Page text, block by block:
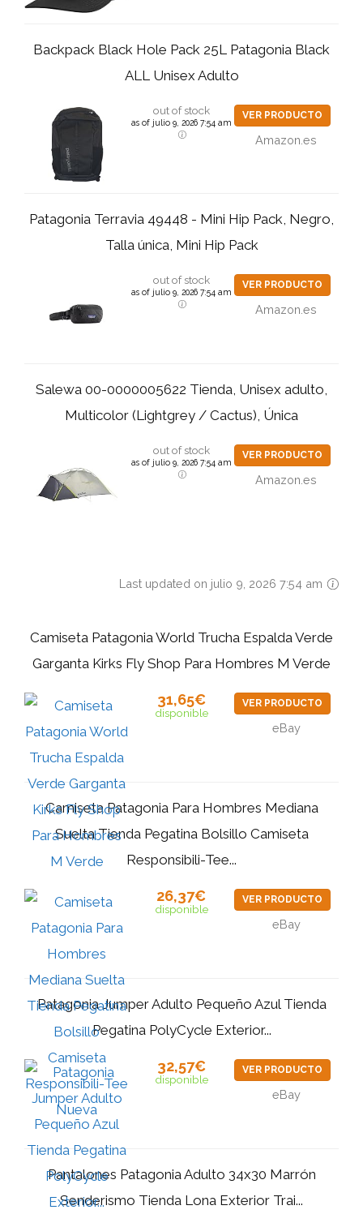
Backpack Black Hole Pack 25L Patagonia Black
ALL Unisex Adulto
out of stock
as of julio 9, 2026 7:54 am
VER PRODUCTO
Amazon.es
Patagonia Terravia 49448 - Mini Hip Pack, Negro,
Talla única, Mini Hip Pack
out of stock
as of julio 9, 2026 7:54 am
VER PRODUCTO
Amazon.es
Salewa 00-0000005622 Tienda, Unisex adulto,
Multicolor (Lightgrey / Cactus), Única
out of stock
as of julio 9, 2026 7:54 am
VER PRODUCTO
Amazon.es
Last updated on julio 9, 2026 7:54 am
Camiseta Patagonia World Trucha Espalda Verde
Garganta Kirks Fly Shop Para Hombres M Verde
31,65€
disponible
VER PRODUCTO
eBay
Camiseta Patagonia Para Hombres Mediana
Suelta Tienda Pegatina Bolsillo Camiseta
Responsibili-Tee...
26,37€
disponible
VER PRODUCTO
eBay
Patagonia Jumper Adulto Pequeño Azul Tienda
Pegatina PolyCycle Exterior...
32,57€
disponible
VER PRODUCTO
eBay
Pantalones Patagonia Adulto 34x30 Marrón
Senderismo Tienda Lona Exterior Trai...